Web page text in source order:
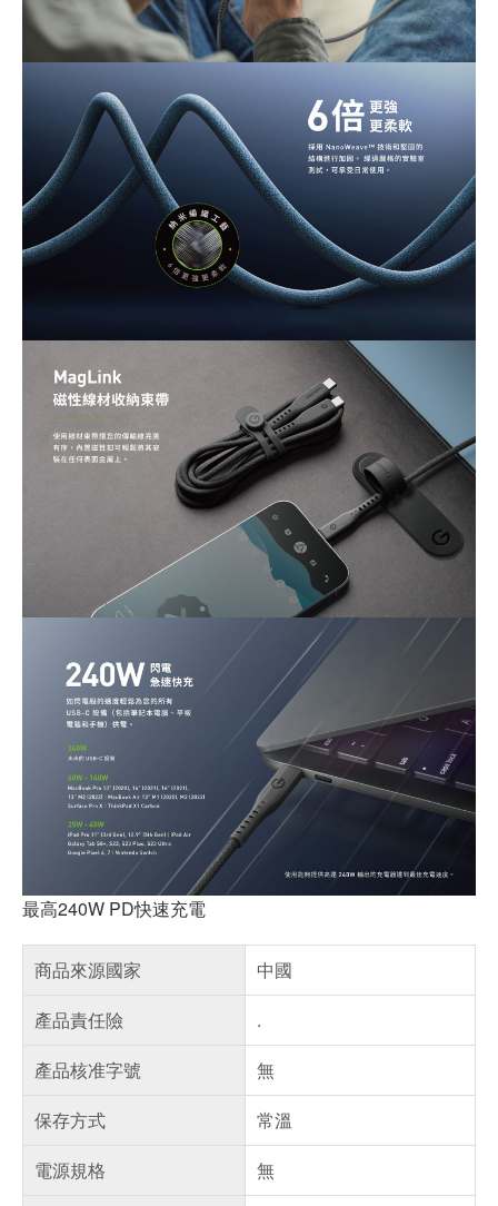
最高240W PD快速充電
商品來源國家
中國
產品責任險
.
產品核准字號
無
保存方式
常溫
電源規格
無